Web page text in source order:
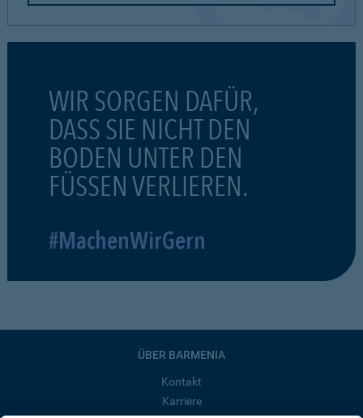
WIR SORGEN DAFÜR,
DASS SIE NICHT DEN
BODEN UNTER DEN
FÜSSEN VERLIEREN.
#MachenWirGern
ÜBER BARMENIA
Kontakt
Karriere